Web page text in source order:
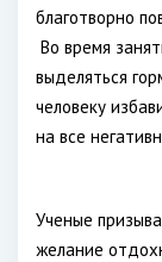
благотворно
Во время
выделяться
человеку
на все
Ученые
желание